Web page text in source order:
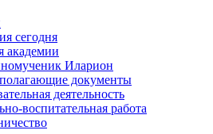
сегодня
академии
Иларион
документы
деятельность
воспитательная работа